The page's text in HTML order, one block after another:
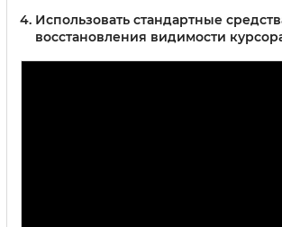
Использовать стандартные
восстановления видимости